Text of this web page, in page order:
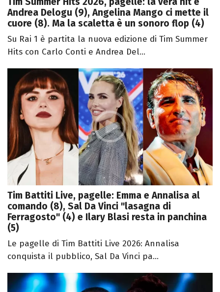
Andrea Delogu (9), Angelina Mango ci mette il
cuore (8). Ma la scaletta è un sonoro flop (4)
Su Rai 1 è partita la nuova edizione di Tim Summer
Hits con Carlo Conti e Andrea Del...
Tim Battiti Live, pagelle: Emma e Annalisa al
comando (8), Sal Da Vinci "lasagna di
Ferragosto" (4) e Ilary Blasi resta in panchina
(5)
Le pagelle di Tim Battiti Live 2026: Annalisa
conquista il pubblico, Sal Da Vinci pa...